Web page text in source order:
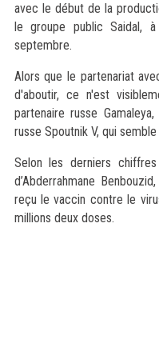
avec le début de la
le groupe public Saidal,
septembre.
Alors que le partenariat
d'aboutir, ce n'est
partenaire russe
russe Spoutnik V, qui
Selon les derniers
d’Abderrahmane
reçu le vaccin contre le
millions deux doses.